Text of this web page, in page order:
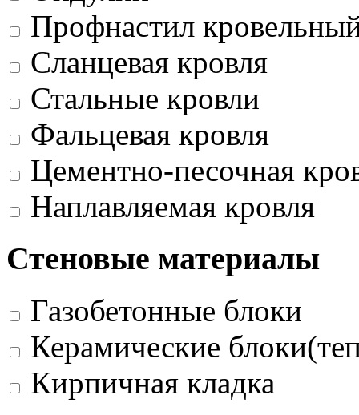
Профнастил
Сланцевая кровля
Стальные кровли
Фальцевая кровля
Цементно-песочная
Наплавляемая кровля
Стеновые материалы
Газобетонные блоки
Керамические
Кирпичная кладка